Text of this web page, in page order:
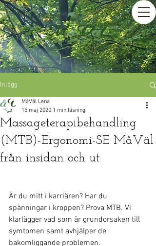
Inlägg
Massageterapibehandling
(MTB)-Ergonomi-SE MåVäl
från insidan och ut
MåVäl Lena
15 maj 2020 1 min läsning
Är du mitt i karriären? Har du
spänningar i kroppen? Prova MTB. Vi
klarlägger vad som är grundorsaken till
symtomen samt avhjälper de
bakomliggande problemen.